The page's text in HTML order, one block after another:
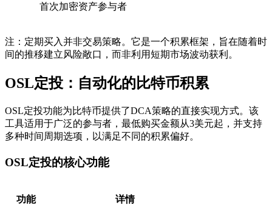
首次加密资产参与者
注：定期买入并非交易策略。它是一个积累框架，旨在随着时
间的推移建立风险敞口，而非利用短期市场波动获利。
OSL定投：自动化的比特币积累
OSL定投功能为比特币提供了DCA策略的直接实现方式。该
工具适用于广泛的参与者，最低购买金额从3美元起，并支持
多种时间周期选项，以满足不同的积累偏好。
OSL定投的核心功能
功能 详情